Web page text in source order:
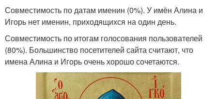
Совместимость по датам именин (0%). У имён Алина и
Игорь нет именин, приходящихся на один день.
Совместимость по итогам голосования пользователей
(80%). Большинство посетителей сайта считают, что
имена Алина и Игорь очень хорошо сочетаются.